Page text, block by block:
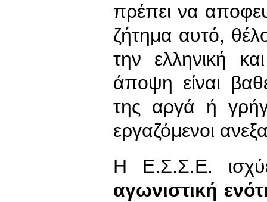
πρέπει να
ζήτημα αυτό,
την ελληνική
άποψη είναι
της αργά ή
εργαζόμενοι
Η Ε.Σ.Σ.Ε.
αγωνιστική